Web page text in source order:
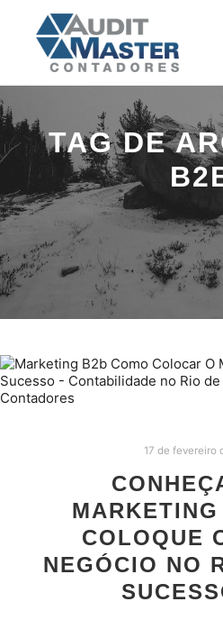
TAG DE
17 de fevereiro
COLOQUE
NEGÓCIO NO